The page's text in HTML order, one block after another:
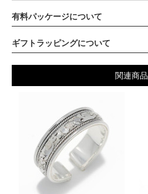
有料パッケージについて
ギフトラッピングについて
関連商品